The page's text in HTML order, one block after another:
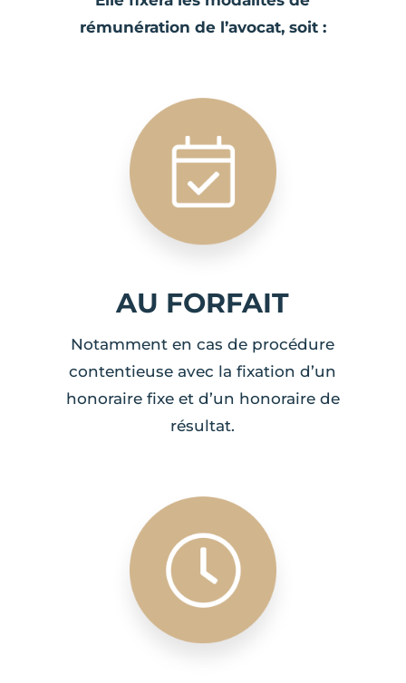
rémunération de l’avocat, soit :
AU FORFAIT
Notamment en cas de procédure
contentieuse avec la fixation d’un
honoraire fixe et d’un honoraire de
résultat.